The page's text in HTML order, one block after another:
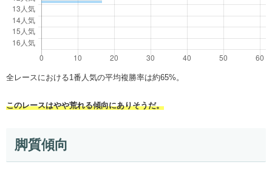
全レースにおける1番人気の平均複勝率は約65%。
このレースはやや荒れる傾向にありそうだ。
脚質傾向